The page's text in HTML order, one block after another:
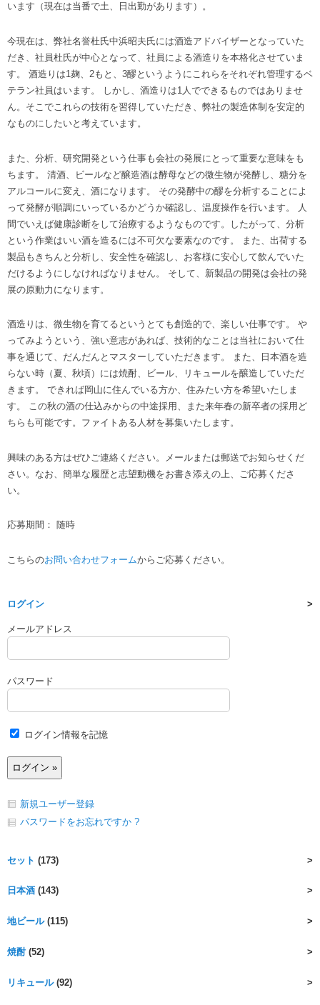
います（現在は当番で土、日出勤があります）。
今現在は、弊社名誉杜氏中浜昭夫氏には酒造アドバイザーとなっていた
だき、社員杜氏が中心となって、社員による酒造りを本格化させていま
す。 酒造りは1麹、2もと、3醪というようにこれらをそれぞれ管理するベ
テラン社員はいます。 しかし、酒造りは1人でできるものではありませ
ん。そこでこれらの技術を習得していただき、弊社の製造体制を安定的
なものにしたいと考えています。
また、分析、研究開発という仕事も会社の発展にとって重要な意味をも
ちます。 清酒、ビールなど醸造酒は酵母などの微生物が発酵し、糖分を
アルコールに変え、酒になります。 その発酵中の醪を分析することによ
って発酵が順調にいっているかどうか確認し、温度操作を行います。 人
間でいえば健康診断をして治療するようなものです。したがって、分析
という作業はいい酒を造るには不可欠な要素なのです。 また、出荷する
製品もきちんと分析し、安全性を確認し、お客様に安心して飲んでいた
だけるようにしなければなりません。 そして、新製品の開発は会社の発
展の原動力になります。
酒造りは、微生物を育てるというとても創造的で、楽しい仕事です。 や
ってみようという、強い意志があれば、技術的なことは当社において仕
事を通じて、だんだんとマスターしていただきます。 また、日本酒を造
らない時（夏、秋頃）には焼酎、ビール、リキュールを醸造していただ
きます。 できれば岡山に住んでいる方か、住みたい方を希望いたしま
す。 この秋の酒の仕込みからの中途採用、また来年春の新卒者の採用ど
ちらも可能です。ファイトある人材を募集いたします。
興味のある方はぜひご連絡ください。メールまたは郵送でお知らせくだ
さい。なお、簡単な履歴と志望動機をお書き添えの上、ご応募くださ
い。
応募期間： 随時
こちらのお問い合わせフォームからご応募ください。
ログイン
メールアドレス
パスワード
ログイン情報を記憶
新規ユーザー登録
パスワードをお忘れですか ?
セット (173)
日本酒 (143)
地ビール(115)
焼酎(52)
リキュール(92)